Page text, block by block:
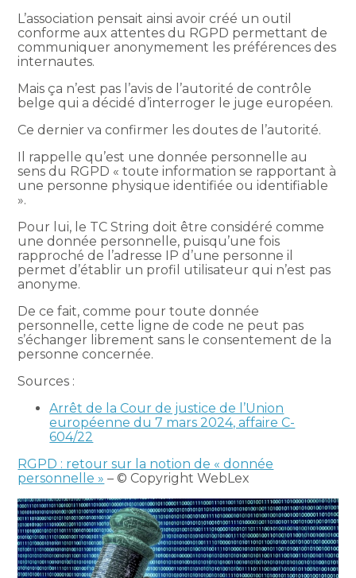
L’association pensait ainsi avoir créé un outil
conforme aux attentes du RGPD permettant de
communiquer anonymement les préférences des
internautes.
Mais ça n’est pas l’avis de l’autorité de contrôle
belge qui a décidé d’interroger le juge européen.
Ce dernier va confirmer les doutes de l’autorité.
Il rappelle qu’est une donnée personnelle au
sens du RGPD « toute information se rapportant à
une personne physique identifiée ou identifiable
».
Pour lui, le TC String doit être considéré comme
une donnée personnelle, puisqu’une fois
rapproché de l’adresse IP d’une personne il
permet d’établir un profil utilisateur qui n’est pas
anonyme.
De ce fait, comme pour toute donnée
personnelle, cette ligne de code ne peut pas
s’échanger librement sans le consentement de la
personne concernée.
Sources :
Arrêt de la Cour de justice de l’Union
européenne du 7 mars 2024, affaire C-
604/22
RGPD : retour sur la notion de « donnée
personnelle » – © Copyright WebLex